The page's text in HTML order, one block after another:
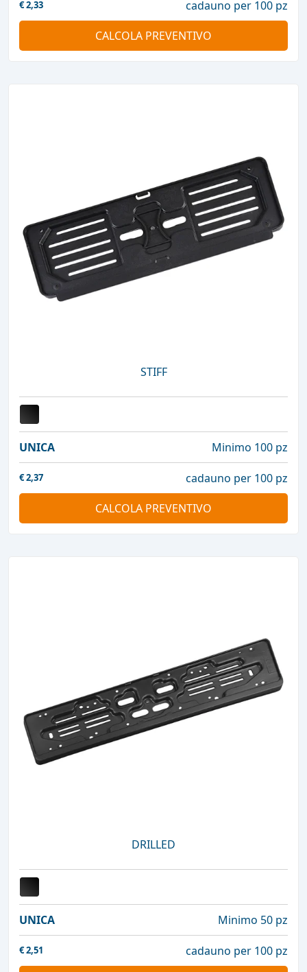
€2,33
cadauno per 100 pz
CALCOLA PREVENTIVO
STIFF
UNICA Minimo 100 pz
€2,37
cadauno per 100 pz
CALCOLA PREVENTIVO
DRILLED
UNICA Minimo 50 pz
€2,51
cadauno per 100 pz